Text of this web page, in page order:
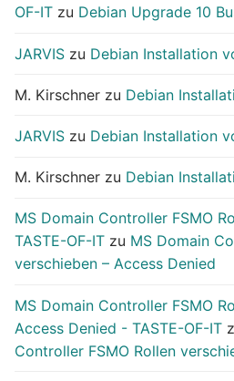
OF-IT zu Debian Upgrade 10
JARVIS zu Debian Installation
M. Kirschner zu Debian
JARVIS zu Debian Installation
M. Kirschner zu Debian
MS Domain Controller FSMO
TASTE-OF-IT zu MS Domain
verschieben – Access Denied
MS Domain Controller FSMO
Access Denied - TASTE-OF-IT
Controller FSMO Rollen